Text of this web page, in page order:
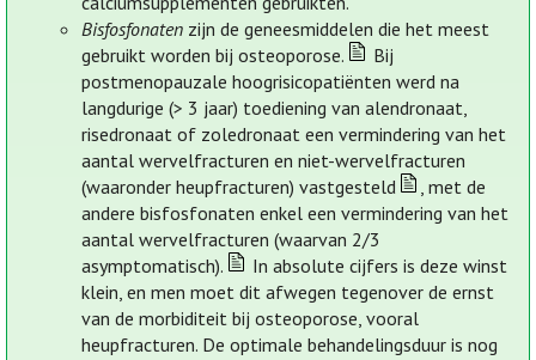
Bisfosfonaten zijn de geneesmiddelen die het meest
gebruikt worden bij osteoporose.
Bij
postmenopauzale hoogrisicopatiënten werd na
langdurige (> 3 jaar) toediening van alendronaat,
risedronaat of zoledronaat een vermindering van het
aantal wervelfracturen en niet-wervelfracturen
(waaronder heupfracturen) vastgesteld
, met de
andere bisfosfonaten enkel een vermindering van het
aantal wervelfracturen (waarvan 2/3
asymptomatisch).
In absolute cijfers is deze winst
klein, en men moet dit afwegen tegenover de ernst
van de morbiditeit bij osteoporose, vooral
heupfracturen. De optimale behandelingsduur is nog